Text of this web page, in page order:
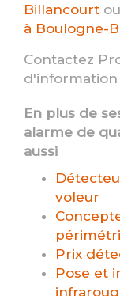
Billancourt
à Boulogne-
Contactez
d'information
En plus de
alarme de
aussi
voleur
Prix
Pose et